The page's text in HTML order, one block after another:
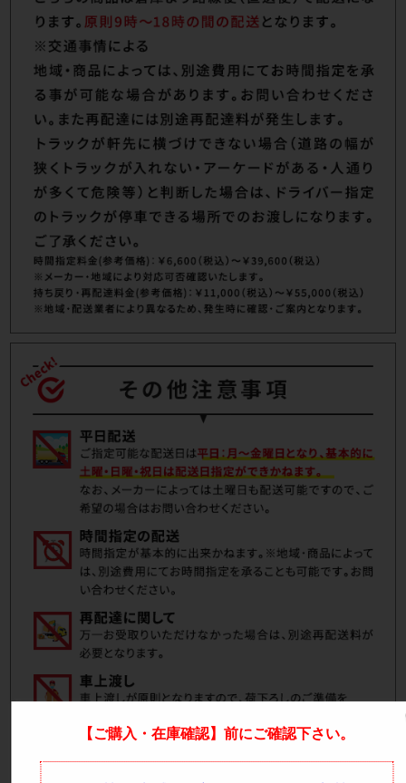
【ご購入・在庫確認】前にご確認下さい。